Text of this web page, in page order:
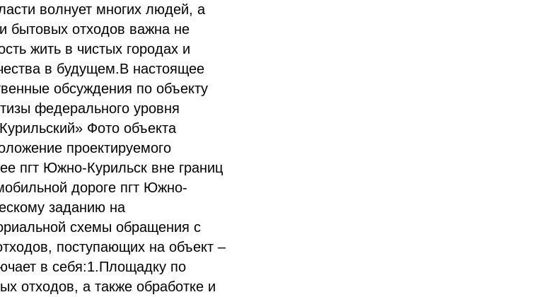
волнует многих людей, а
бытовых отходов важна не
жить в чистых городах и
в будущем.В настоящее
обсуждения по объекту
федерального уровня
Фото объекта
проектируемого
пгт Южно-Курильск вне границ
дороге пгт Южно-
заданию на
схемы обращения с
поступающих на объект –
в себя:1.Площадку по
отходов, а также обработке и